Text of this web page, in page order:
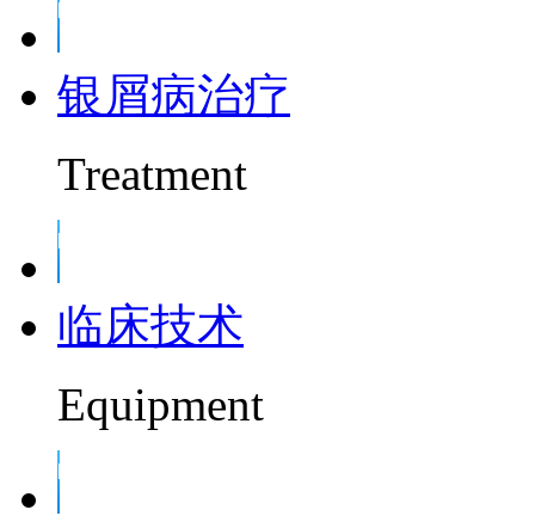
银屑病治疗
Treatment
临床技术
Equipment